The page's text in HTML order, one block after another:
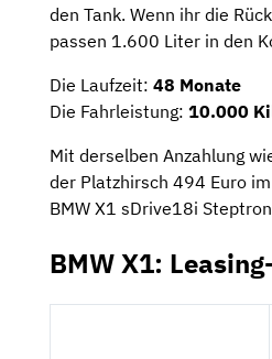
den Tank. Wenn ihr die
passen 1.600 Liter in den
Die Laufzeit: 48 Monate
Die Fahrleistung: 10.000
Mit derselben Anzahlung
der Platzhirsch 494 Euro
BMW X1 sDrive18i
BMW X1: